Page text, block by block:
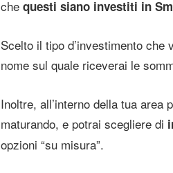
che questi siano investiti in
Scelto il tipo d’investimento
nome sul quale riceverai le
Inoltre, all’interno della tua
maturando, e potrai scegliere di
opzioni “su misura”.